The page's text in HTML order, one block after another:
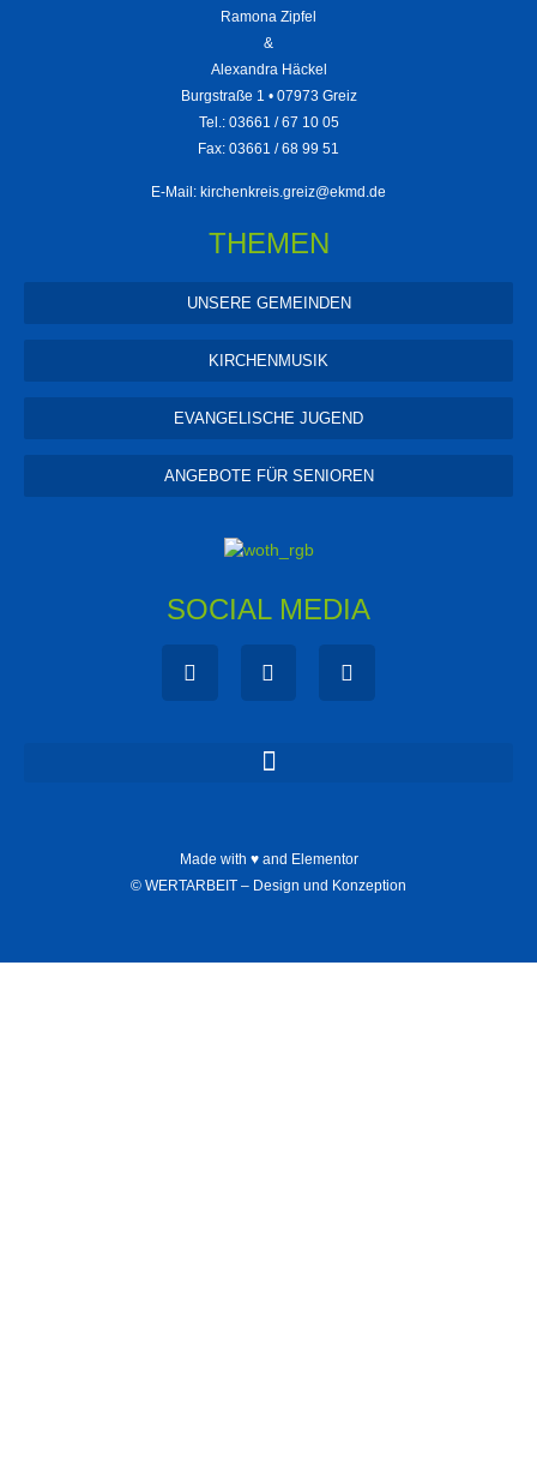
Ramona Zipfel
&
Alexandra Häckel
Burgstraße 1 • 07973 Greiz
Tel.: 03661 / 67 10 05
Fax: 03661 / 68 99 51
E-Mail: kirchenkreis.greiz@ekmd.de
THEMEN
UNSERE GEMEINDEN
KIRCHENMUSIK
EVANGELISCHE JUGEND
ANGEBOTE FÜR SENIOREN
SOCIAL MEDIA
Made with ♥ and Elementor
© WERTARBEIT – Design und Konzeption